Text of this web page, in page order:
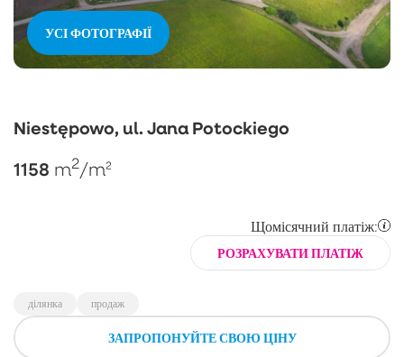
УСІ ФОТОГРАФІЇ
Niestępowo, ul. Jana Potockiego
1158 m2/m²
Щомісячний платіж:
РОЗРАХУВАТИ ПЛАТІЖ
ділянка продаж
ЗАПРОПОНУЙТЕ СВОЮ ЦІНУ